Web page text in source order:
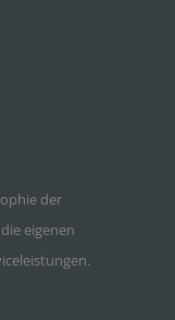
der
eigenen